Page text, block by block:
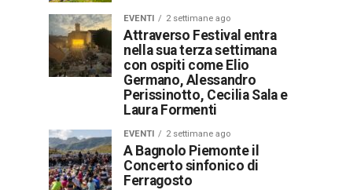
EVENTI 2 settimane ago
Attraverso Festival entra
nella sua terza settimana
con ospiti come Elio
Germano, Alessandro
Perissinotto, Cecilia Sala e
Laura Formenti
EVENTI 2 settimane ago
A Bagnolo Piemonte il
Concerto sinfonico di
Ferragosto